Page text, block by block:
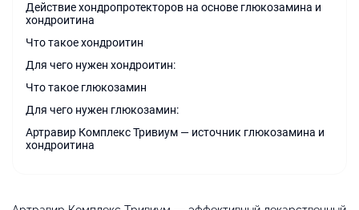
Действие хондропротекторов на основе глюкозамина и
хондроитина
Что такое хондроитин
Для чего нужен хондроитин:
Что такое глюкозамин
Для чего нужен глюкозамин:
Артравир Комплекс Тривиум — источник глюкозамина и
хондроитина